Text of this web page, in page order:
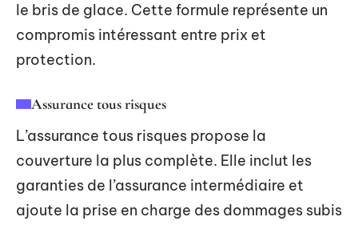
le bris de glace. Cette formule représente un
compromis intéressant entre prix et
protection.
Assurance tous risques
L’assurance tous risques propose la
couverture la plus complète. Elle inclut les
garanties de l’assurance intermédiaire et
ajoute la prise en charge des dommages subis